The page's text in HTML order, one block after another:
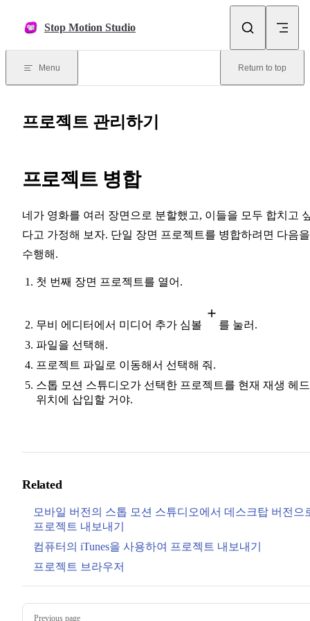
Stop Motion Studio
Menu Return to top
프로젝트 관리하기
프로젝트 병합
네가 영화를 여러 장면으로 분할했고, 이들을 모두 합치고
다고 가정해 보자. 단일 장면 프로젝트를 병합하려면 다음을
수행해.
첫 번째 장면 프로젝트를 열어.
무비 에디터에서 미디어 추가 심볼
를 눌러.
파일을 선택해.
프로젝트 파일로 이동해서 선택해 줘.
스톱 모션 스튜디오가 선택한 프로젝트를 현재 재생 헤드
위치에 삽입할 거야.
Related
모바일 버전의 스톱 모션 스튜디오에서 데스크탑 버전으
프로젝트 내보내기
컴퓨터의 iTunes을 사용하여 프로젝트 내보내기
프로젝트 브라우저
Pager
Previous page